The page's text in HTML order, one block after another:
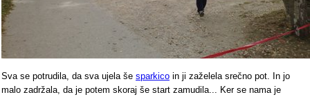
Sva se potrudila, da sva ujela še sparkico in ji zaželela srečno pot. In jo
malo zadržala, da je potem skoraj še start zamudila... Ker se nama je